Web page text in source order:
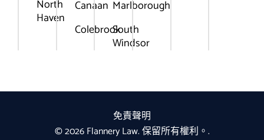
North
Haven
Canaan
Colebrook
Marlborough
South
Windsor
免責聲明
© 2026 Flannery Law. 保留所有權利。.